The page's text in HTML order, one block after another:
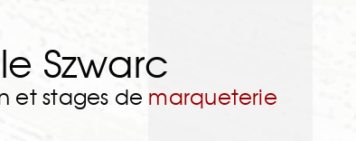
Szwarc
et stages de marqueterie